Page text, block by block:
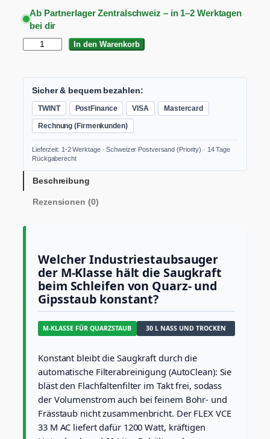
Ab Partnerlager Zentralschweiz – in 1–2 Werktagen
bei dir
S
I
In den Warenkorb
Sicher & bequem bezahlen:
TWINT PostFinance VISA Mastercard
Rechnung (Firmenkunden)
Lieferzeit: 1-2 Werktage · Schweizer Postversand (Priority) · 14 Tage
Rückgaberecht
Beschreibung
Rezensionen (0)
Welcher Industriestaubsauger
der M-Klasse hält die Saugkraft
beim Schleifen von Quarz- und
Gipsstaub konstant?
M-KLASSE FÜR QUARZSTAUB 30 L NASS UND TROCKEN
Konstant bleibt die Saugkraft durch die
automatische Filterabreinigung (AutoClean): Sie
bläst den Flachfaltenfilter im Takt frei, sodass
der Volumenstrom auch bei feinem Bohr- und
Frässtaub nicht zusammenbricht. Der FLEX VCE
33 M AC liefert dafür 1200 Watt, kräftigen